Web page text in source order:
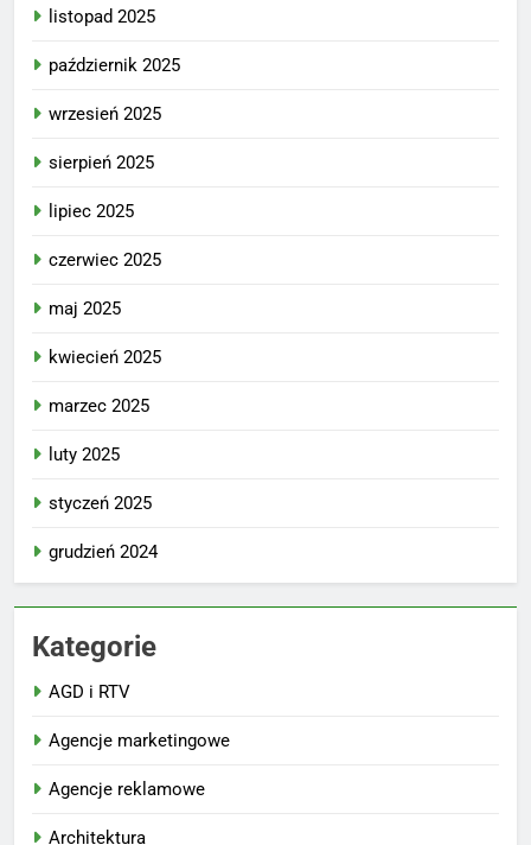
listopad 2025
październik 2025
wrzesień 2025
sierpień 2025
lipiec 2025
czerwiec 2025
maj 2025
kwiecień 2025
marzec 2025
luty 2025
styczeń 2025
grudzień 2024
Kategorie
AGD i RTV
Agencje marketingowe
Agencje reklamowe
Architektura